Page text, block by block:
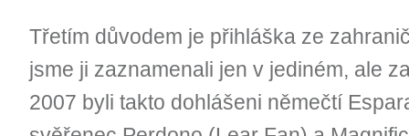
Třetím důvodem je přihláška ze
jsme ji zaznamenali jen v jediném, ale
2007 byli takto dohlášeni němečtí